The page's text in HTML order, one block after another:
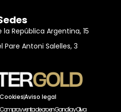
la República Argentina, 15
Pare Antoni Salelles, 3
Aviso legal
y venta de oro en Gandía y Oliva